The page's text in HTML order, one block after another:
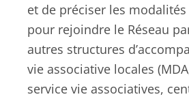
et de préciser les modalités
pour rejoindre le Réseau
autres structures
vie associative locales
service vie associatives,